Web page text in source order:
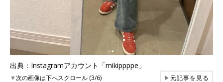
出典：Instagramアカウント「mikippppe」
▼次の画像は下へスクロール (3/6) ▶元記事を見る